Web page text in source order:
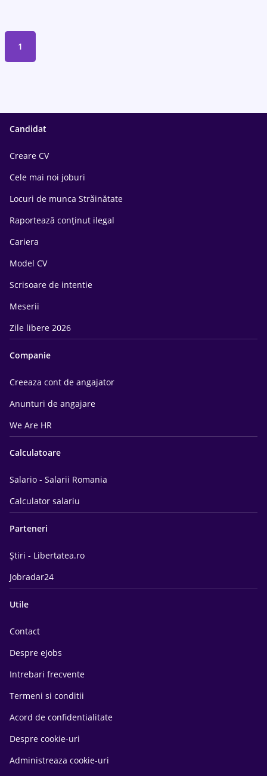
1
Candidat
Creare CV
Cele mai noi joburi
Locuri de munca Străinătate
Raportează conținut ilegal
Cariera
Model CV
Scrisoare de intentie
Meserii
Zile libere 2026
Companie
Creeaza cont de angajator
Anunturi de angajare
We Are HR
Calculatoare
Salario - Salarii Romania
Calculator salariu
Parteneri
Știri - Libertatea.ro
Jobradar24
Utile
Contact
Despre eJobs
Intrebari frecvente
Termeni si conditii
Acord de confidentialitate
Despre cookie-uri
Administreaza cookie-uri